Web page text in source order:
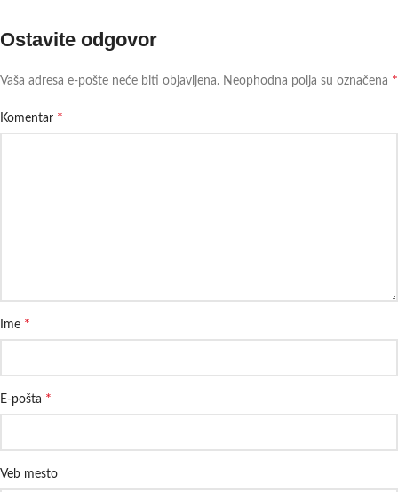
Ostavite odgovor
Vaša adresa e-pošte neće biti objavljena. Neophodna polja su označena *
Komentar *
Ime *
E-pošta *
Veb mesto